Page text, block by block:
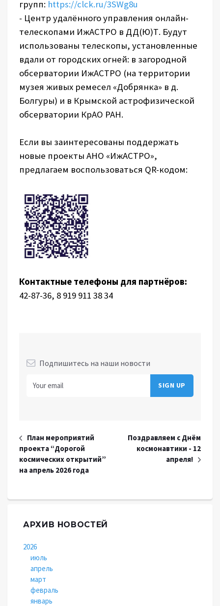
групп: https://clck.ru/3SWg8u
- Центр удалённого управления онлайн-
телескопами ИжАСТРО в ДД(Ю)Т. Будут
использованы телескопы, установленные
вдали от городских огней: в загородной
обсерватории ИжАСТРО (на территории
музея живых ремесел «Добрянка» в д.
Болгуры) и в Крымской астрофизической
обсерватории КрАО РАН.
Если вы заинтересованы поддержать
новые проекты АНО «ИжАСТРО»,
предлагаем воспользоваться QR-кодом:
Контактные телефоны для партнёров:
42-87-36, 8 919 911 38 34
Подпишитесь на наши новости
План мероприятий
проекта “Дорогой
космических открытий”
на апрель 2026 года
Поздравляем с Днём
космонавтики - 12
апреля!
АРХИВ НОВОСТЕЙ
2026
июль
апрель
март
февраль
январь